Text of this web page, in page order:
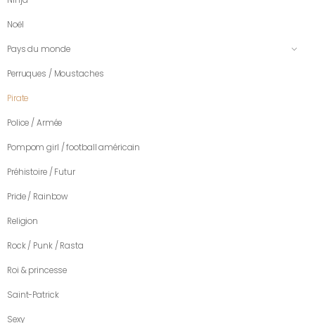
Noël
Pays du monde
Perruques / Moustaches
Pirate
Police / Armée
Pompom girl / football américain
Préhistoire / Futur
Pride / Rainbow
Religion
Rock / Punk / Rasta
Roi & princesse
Saint-Patrick
Sexy